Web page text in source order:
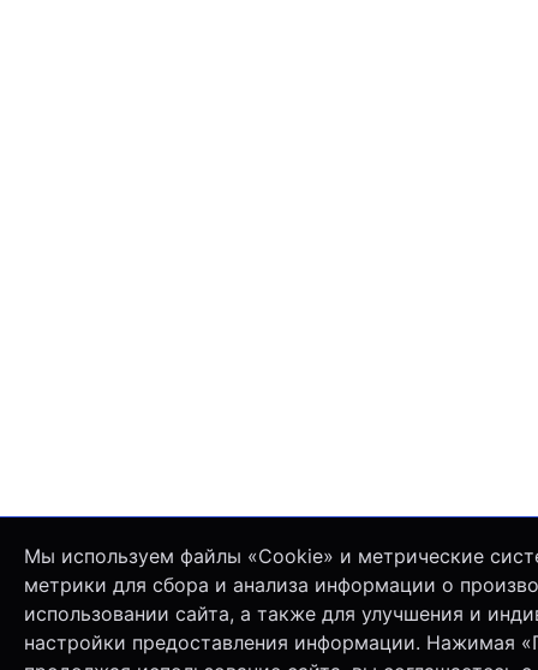
Мы используем файлы «Cookie» и метрические
метрики для сбора и анализа информации о
использовании сайта, а также для улучшения и
настройки предоставления информации. Нажимая